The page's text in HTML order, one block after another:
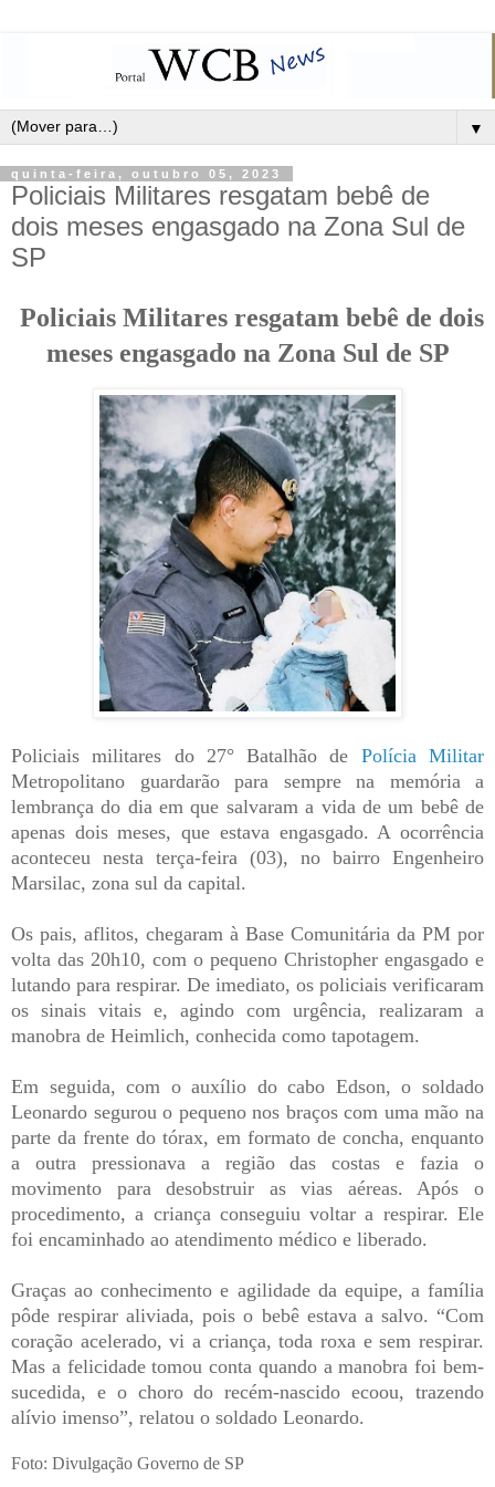
▼
quinta-feira, outubro 05, 2023
Policiais Militares resgatam bebê de
dois meses engasgado na Zona Sul de
SP
Policiais Militares resgatam bebê de dois
meses engasgado na Zona Sul de SP
Policiais militares do 27° Batalhão de Polícia Militar
Metropolitano guardarão para sempre na memória a
lembrança do dia em que salvaram a vida de um bebê de
apenas dois meses, que estava engasgado. A ocorrência
aconteceu nesta terça-feira (03), no bairro Engenheiro
Marsilac, zona sul da capital.
Os pais, aflitos, chegaram à Base Comunitária da PM por
volta das 20h10, com o pequeno Christopher engasgado e
lutando para respirar. De imediato, os policiais verificaram
os sinais vitais e, agindo com urgência, realizaram a
manobra de Heimlich, conhecida como tapotagem.
Em seguida, com o auxílio do cabo Edson, o soldado
Leonardo segurou o pequeno nos braços com uma mão na
parte da frente do tórax, em formato de concha, enquanto
a outra pressionava a região das costas e fazia o
movimento para desobstruir as vias aéreas. Após o
procedimento, a criança conseguiu voltar a respirar. Ele
foi encaminhado ao atendimento médico e liberado.
Graças ao conhecimento e agilidade da equipe, a família
pôde respirar aliviada, pois o bebê estava a salvo. “Com
coração acelerado, vi a criança, toda roxa e sem respirar.
Mas a felicidade tomou conta quando a manobra foi bem-
sucedida, e o choro do recém-nascido ecoou, trazendo
alívio imenso”, relatou o soldado Leonardo.
Foto: Divulgação Governo de SP